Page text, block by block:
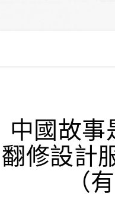
中國故事
翻修設計
（